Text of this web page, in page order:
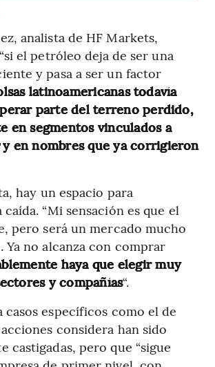
analista de HF Markets,
el petróleo deja de ser una
y pasa a ser un factor
latinoamericanas todavía
parte del terreno perdido,
en segmentos vinculados a
y en nombres que ya corrigieron
hay un espacio para
“Mi sensación es que el
pero será un mercado mucho
Ya no alcanza con comprar
haya que elegir muy
y compañías“.
casos específicos como el de
considera han sido
castigadas, pero que “sigue